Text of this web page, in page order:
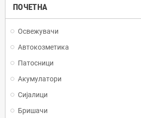
ПОЧЕТНА
Освежувачи
Автокозметика
Патосници
Акумулатори
Сијалици
Бришачи